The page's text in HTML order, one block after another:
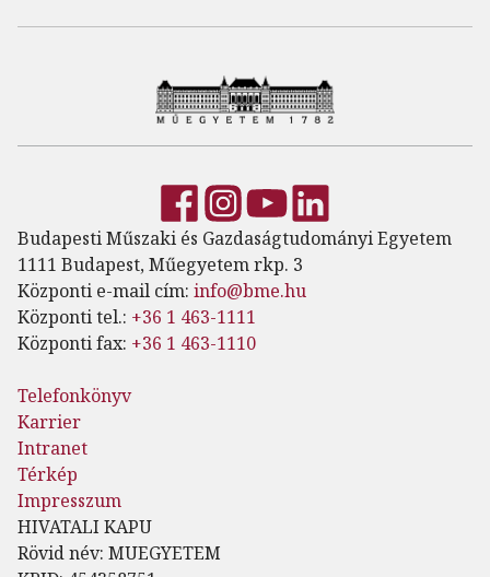
Budapesti Műszaki és Gazdaságtudományi Egyetem
1111 Budapest, Műegyetem rkp. 3
Központi e-mail cím: info@bme.hu
Központi tel.: +36 1 463-1111
Központi fax: +36 1 463-1110
Telefonkönyv
Karrier
Intranet
Térkép
Impresszum
HIVATALI KAPU
Rövid név: MUEGYETEM